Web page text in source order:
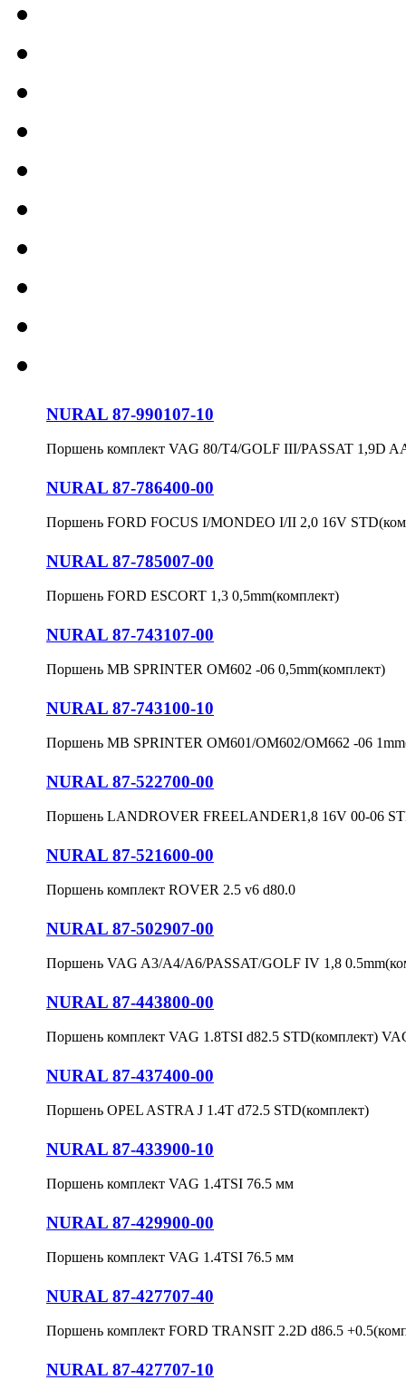
NURAL 87-990107-10
Поршень комплект VAG 80/T4/GOLF III/PASSAT 1,9D
NURAL 87-786400-00
Поршень FORD FOCUS I/MONDEO I/II 2,0 16V
NURAL 87-785007-00
Поршень FORD ESCORT 1,3 0,5mm(комплект)
NURAL 87-743107-00
Поршень MB SPRINTER OM602 -06 0,5mm(комплект)
NURAL 87-743100-10
Поршень MB SPRINTER OM601/OM602/OM662 -06
NURAL 87-522700-00
Поршень LANDROVER FREELANDER1,8 16V 00-06
NURAL 87-521600-00
Поршень комплект ROVER 2.5 v6 d80.0
NURAL 87-502907-00
Поршень VAG A3/A4/A6/PASSAT/GOLF IV 1,8
NURAL 87-443800-00
Поршень комплект VAG 1.8TSI d82.5 STD(комплект)
NURAL 87-437400-00
Поршень OPEL ASTRA J 1.4T d72.5 STD(комплект)
NURAL 87-433900-10
Поршень комплект VAG 1.4TSI 76.5 мм
NURAL 87-429900-00
Поршень комплект VAG 1.4TSI 76.5 мм
NURAL 87-427707-40
Поршень комплект FORD TRANSIT 2.2D d86.5
NURAL 87-427707-10